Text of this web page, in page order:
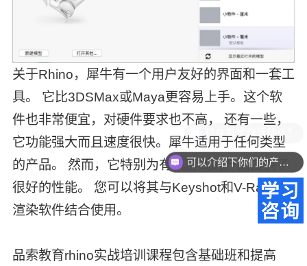
关于Rhino，犀牛有一个用户友好的界面和一套工
具。 它比3DSMax或Maya更容易上手。这个软
件也非常便宜，对硬件要求也不高， 还有一些，
它功能强大而且速度很快。犀牛适用于任何类型
的产品。 然而，它特别为有机形式的产品提供了
很好的性能。 您可以将其与Keyshot和V-Ray的
渲染软件结合使用。
品索教育rhino实战培训课程包含基础班和提高
可以介绍下你们的产品么？